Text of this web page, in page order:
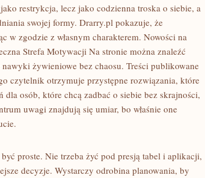
restrykcja, lecz jako codzienna troska o siebie, a
swojej formy. Drarry.pl pokazuje, że
w zgodzie z własnym charakterem. Nowości na
Strefa Motywacji Na stronie można znaleźć
żywieniowe bez chaosu. Treści publikowane
czytelnik otrzymuje przystępne rozwiązania, które
osób, które chcą zadbać o siebie bez skrajności,
uwagi znajdują się umiar, bo właśnie one
proste. Nie trzeba żyć pod presją tabel i aplikacji,
decyzje. Wystarczy odrobina planowania, by